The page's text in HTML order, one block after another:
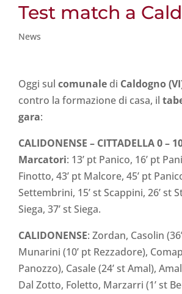
Test match a
News
Oggi sul comunale di Caldogno
contro la formazione di casa, il
gara:
CALIDONENSE – CITTADELLA 0 –
Marcatori: 13’ pt Panico, 16’ pt
Finotto, 43’ pt Malcore, 45’ pt
Settembrini, 15’ st Scappini, 26’ st
Siega, 37’ st Siega.
CALIDONENSE: Zordan, Casolin
Munarini (10’ pt Rezzadore),
Panozzo), Casale (24’ st Amal),
Dal Zotto, Foletto, Marzarri (1’ st